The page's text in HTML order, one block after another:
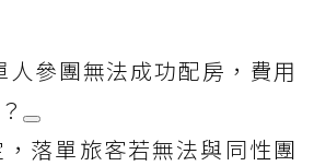
人參團無法成功配房，費用
落單旅客若無法與同性團